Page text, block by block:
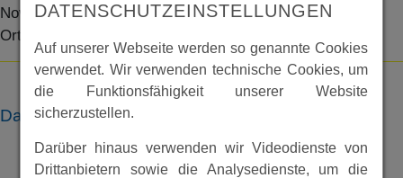
November 2017 Informationen zum Ausbau der
Ortsdurchfahrt.
Dateien
DATENSCHUTZEINSTELLUNGEN
Auf unserer Webseite werden so genannte Cookies
verwendet. Wir verwenden technische Cookies, um
die Funktionsfähigkeit unserer Website
sicherzustellen.
Darüber hinaus verwenden wir Videodienste von
Drittanbietern sowie die Analysedienste, um die